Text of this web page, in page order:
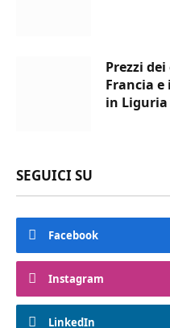
Prezzi
Francia
in Liguria
SEGUICI SU
Facebook
Instagram
LinkedIn